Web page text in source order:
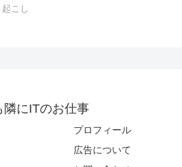
こし
隣にITのお仕事
プロフィール
広告について